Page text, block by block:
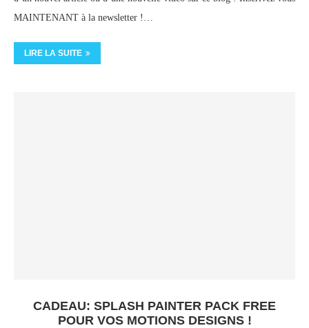
MAINTENANT à la newsletter !…
LIRE LA SUITE
CADEAU: SPLASH PAINTER PACK FREE
POUR VOS MOTIONS DESIGNS !